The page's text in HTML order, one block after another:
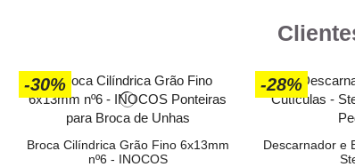
-30%
Broca Cilíndrica Grão Fino 6x13mm
nº6 - INOCOS
-28%
Descarnador e